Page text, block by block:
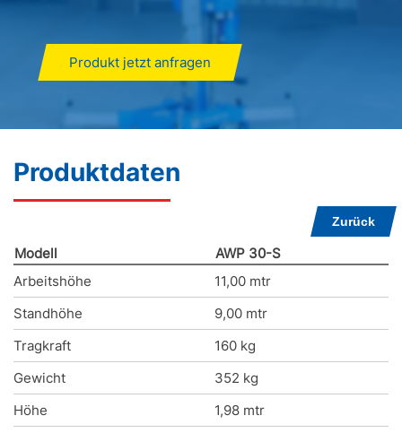
Produkt jetzt anfragen
Produktdaten
Zurück
Modell
AWP 30-S
Arbeitshöhe
11,00 mtr
Standhöhe
9,00 mtr
Tragkraft
160 kg
Gewicht
352 kg
Höhe
1,98 mtr